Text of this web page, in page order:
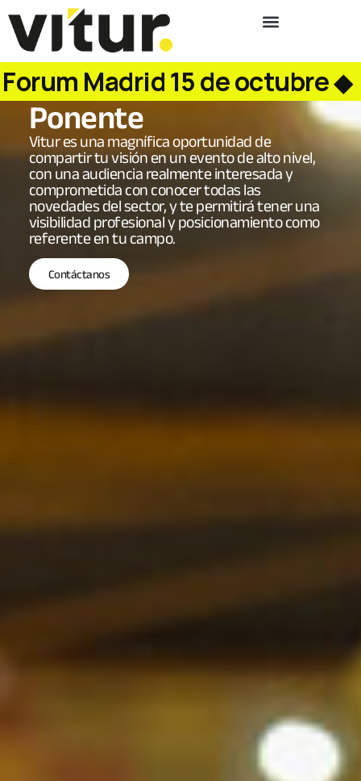
Madrid 15 de octubre◆
Ponente
Vitur es una magnífica oportunidad de
compartir tu visión en un evento de alto nivel,
con una audiencia realmente interesada y
comprometida con conocer todas las
novedades del sector, y te permitirá tener una
visibilidad profesional y posicionamiento como
referente en tu campo.
Contáctanos